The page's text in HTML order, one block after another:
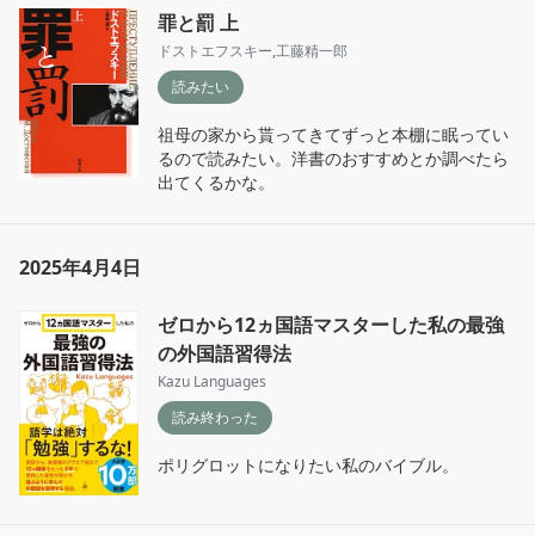
罪と罰 上
ドストエフスキー,工藤精一郎
読みたい
祖母の家から貰ってきてずっと本棚に眠ってい
るので読みたい。洋書のおすすめとか調べたら
出てくるかな。
2025年4月4日
ゼロから12ヵ国語マスターした私の最強
の外国語習得法
Kazu Languages
読み終わった
ポリグロットになりたい私のバイブル。